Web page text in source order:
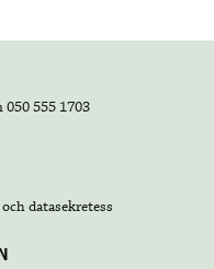
555 1703
datasekretess